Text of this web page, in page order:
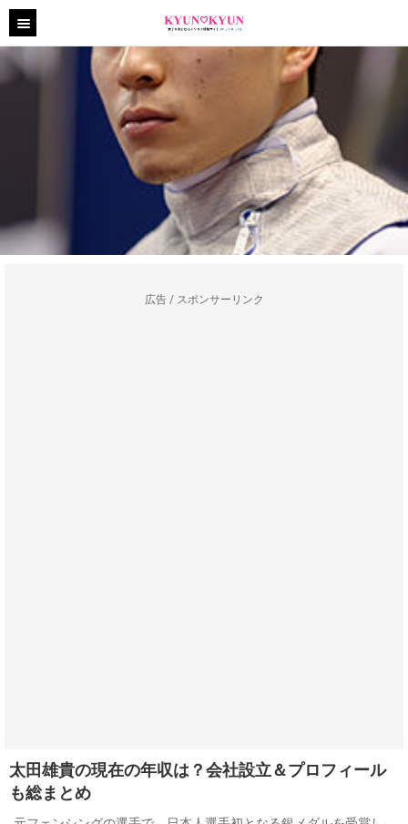
広告 / スポンサーリンク
太田雄貴の現在の年収は？会社設立＆プロフィール
も総まとめ